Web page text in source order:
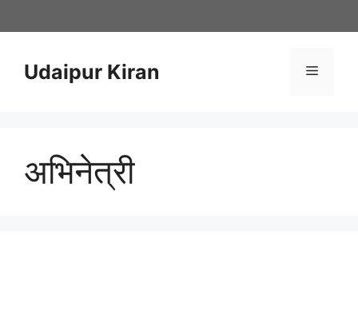
to
Udaipur Kiran Menu
अभिनेत्री